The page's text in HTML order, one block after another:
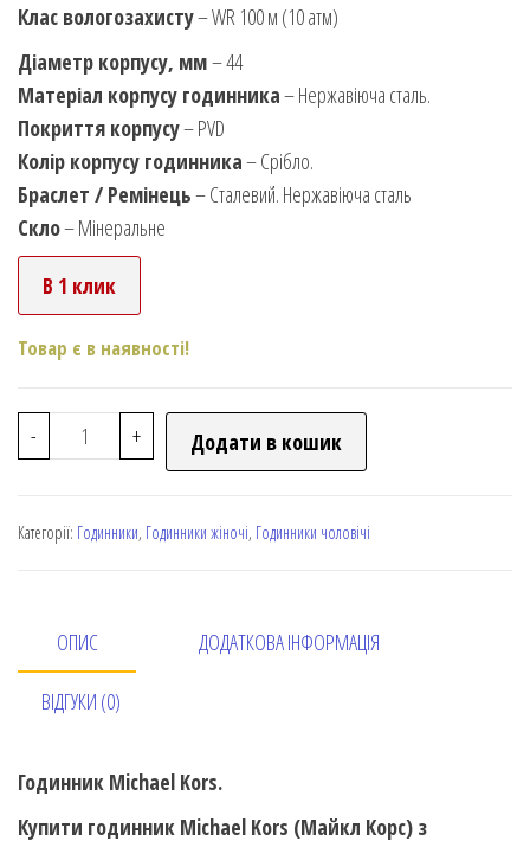
Клас вологозахисту– WR 100 м (10 атм)
Діаметр корпусу, мм– 44
Матеріал корпусу годинника– Нержавіюча сталь.
Покриття корпусу– PVD
Колір корпусу годинника– Срібло.
Браслет / Ремінець– Сталевий. Нержавіюча сталь
Скло– Мінеральне
В 1 клик
Товар є в наявності!
- + Додати в кошик
Категорії: Годинники, Годинники жіночі, Годинники чоловічі
ОПИС ДОДАТКОВА ІНФОРМАЦІЯ
ВІДГУКИ (0)
Годинник Michael Kors.
Купити годинник Michael Kors (Майкл Корс) з